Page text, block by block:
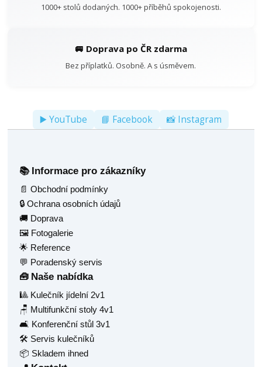
1000+ stolů dodaných. 1000+ příběhů spokojenosti.
🚐 Doprava po ČR zdarma
Bez příplatků. Osobně. A s úsměvem.
▶️ YouTube 📘 Facebook 📸 Instagram
📚 Informace pro zákazníky
📄 Obchodní podmínky
🔒 Ochrana osobních údajů
🚚 Doprava
🖼️ Fotogalerie
🌟 Reference
💬 Poradenský servis
🧰 Naše nabídka
🎱 Kulečník jídelní 2v1
🪑 Multifunkční stoly 4v1
🛋️ Konferenční stůl 3v1
🛠️ Servis kulečníků
📦 Skladem ihned